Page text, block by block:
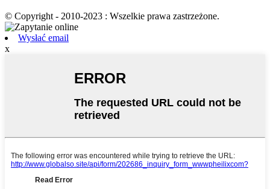
© Copyright - 2010-2023 : Wszelkie prawa zastrzeżone.
Wysłać email
x